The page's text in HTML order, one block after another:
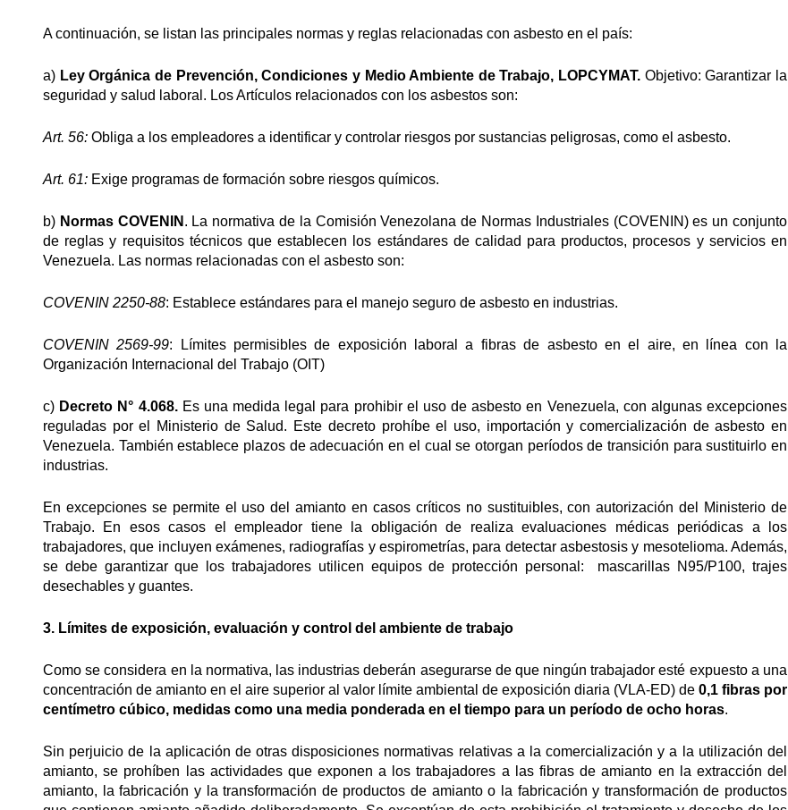
A continuación, se listan las principales normas y reglas relacionadas con asbesto en el país:
a) Ley Orgánica de Prevención, Condiciones y Medio Ambiente de Trabajo, LOPCYMAT. Objetivo: Garantizar la
seguridad y salud laboral. Los Artículos relacionados con los asbestos son:
Art. 56: Obliga a los empleadores a identificar y controlar riesgos por sustancias peligrosas, como el asbesto.
Art. 61: Exige programas de formación sobre riesgos químicos.
b) Normas COVENIN . La normativa de la Comisión Venezolana de Normas Industriales (COVENIN) es un conjunto
de reglas y requisitos técnicos que establecen los estándares de calidad para productos, procesos y servicios en
Venezuela. Las normas relacionadas con el asbesto son:
COVENIN 2250-88: Establece estándares para el manejo seguro de asbesto en industrias.
COVENIN 2569-99: Límites permisibles de exposición laboral a fibras de asbesto en el aire, en línea con la
Organización Internacional del Trabajo (OIT)
c) Decreto N° 4.068.Es una medida legal para prohibir el uso de asbesto en Venezuela, con algunas excepciones
reguladas por el Ministerio de Salud. Este decreto prohíbe el uso, importación y comercialización de asbesto en
Venezuela. También establece plazos de adecuación en el cual se otorgan períodos de transición para sustituirlo en
industrias.
En excepciones se permite el uso del amianto en casos críticos no sustituibles, con autorización del Ministerio de
Trabajo. En esos casos el empleador tiene la obligación de realiza evaluaciones médicas periódicas a los
trabajadores, que incluyen exámenes, radiografías y espirometrías, para detectar asbestosis y mesotelioma. Además,
se debe garantizar que los trabajadores utilicen equipos de protección personal: mascarillas N95/P100, trajes
desechables y guantes.
3. Límites de exposición, evaluación y control del ambiente de trabajo
Como se considera en la normativa, las industrias deberán asegurarse de que ningún trabajador esté expuesto a una
concentración de amianto en el aire superior al valor límite ambiental de exposición diaria (VLA-ED) de 0,1 fibras por
centímetro cúbico, medidas como una media ponderada en el tiempo para un período de ocho horas.
Sin perjuicio de la aplicación de otras disposiciones normativas relativas a la comercialización y a la utilización del
amianto, se prohíben las actividades que exponen a los trabajadores a las fibras de amianto en la extracción del
amianto, la fabricación y la transformación de productos de amianto o la fabricación y transformación de productos